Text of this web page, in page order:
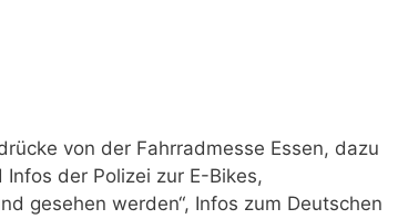
von der Fahrradmesse Essen, dazu
der Polizei zur E-Bikes,
gesehen werden“, Infos zum Deutschen